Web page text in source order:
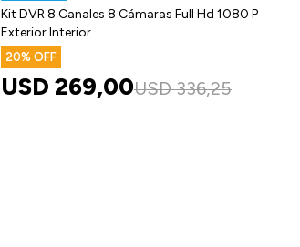
Kit DVR 8 Canales 8 Cámaras Full Hd 1080 P
Exterior Interior
20
USD 269,00USD 336,25